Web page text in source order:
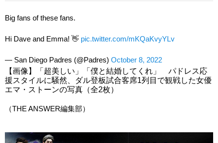
Big fans of these fans.
Hi Dave and Emma! 👋 pic.twitter.com/mKQaKvyYLv
— San Diego Padres (@Padres) October 8, 2022
【画像】「超美しい」「僕と結婚してくれ」 パドレス応
援スタイルに騒然、ダル登板試合客席1列目で観戦した女優
エマ・ストーンの写真（全2枚）
（THE ANSWER編集部）